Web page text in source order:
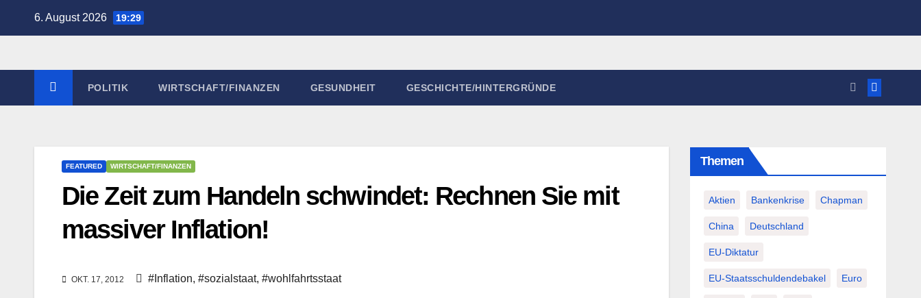
6. August 2026 19:29
POLITIK WIRTSCHAFT/FINANZEN GESUNDHEIT GESCHICHTE/HINTERGRÜNDE
FEATURED WIRTSCHAFT/FINANZEN
Die Zeit zum Handeln schwindet: Rechnen Sie mit
massiver Inflation!
OKT. 17, 2012 #Inflation, #sozialstaat, #wohlfahrtsstaat
Themen
Aktien Bankenkrise Chapman
China Deutschland
EU-Diktatur
EU-Staatsschuldendebakel Euro